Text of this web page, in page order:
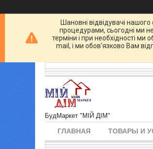
Шановні відвідувачі
процедурами, сьогодні ми
терміни і при необхідності
mail, і ми обов'язково Вам
БудМаркет "МІЙ ДІМ"
ГЛАВНАЯ ТОВАРЫ И